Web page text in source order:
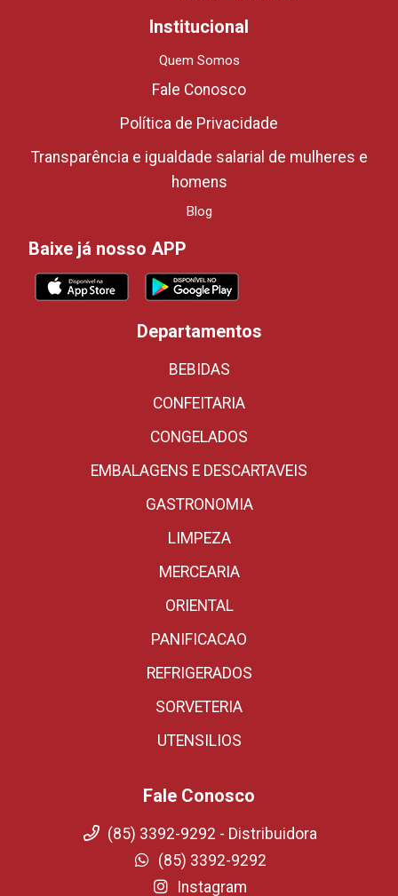
Institucional
Quem Somos
Fale Conosco
Política de Privacidade
Transparência e igualdade salarial de mulheres e
homens
Blog
Baixe já nosso APP
Departamentos
BEBIDAS
CONFEITARIA
CONGELADOS
EMBALAGENS E DESCARTAVEIS
GASTRONOMIA
LIMPEZA
MERCEARIA
ORIENTAL
PANIFICACAO
REFRIGERADOS
SORVETERIA
UTENSILIOS
Fale Conosco
(85) 3392-9292 - Distribuidora
(85) 3392-9292
Instagram